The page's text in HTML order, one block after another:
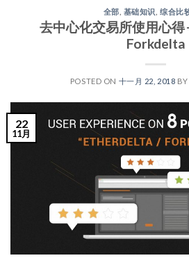
全部 基础知识 ,综合比
去中心化交易所使用心
Forkdelta
POSTED ON 十一月 22, 2018 BY
22
11月